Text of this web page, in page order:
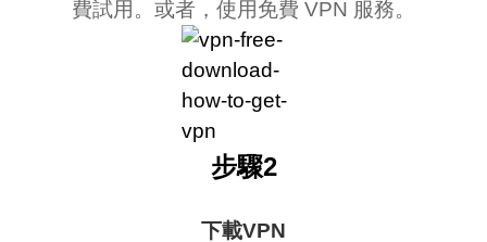
費試用。或者，使用免費 VPN 服務。
下載VPN
步驟2